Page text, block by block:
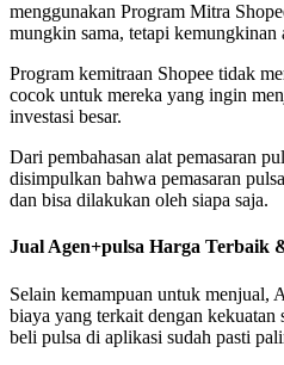
menggunakan Program Mitra
mungkin sama, tetapi kemungkinan
Program kemitraan Shopee tidak
cocok untuk mereka yang ingin
investasi besar.
Dari pembahasan alat pemasaran
disimpulkan bahwa pemasaran
dan bisa dilakukan oleh siapa saja.
Jual Agen+pulsa Harga Terbaik
Selain kemampuan untuk menjual,
biaya yang terkait dengan kekuatan
beli pulsa di aplikasi sudah pasti